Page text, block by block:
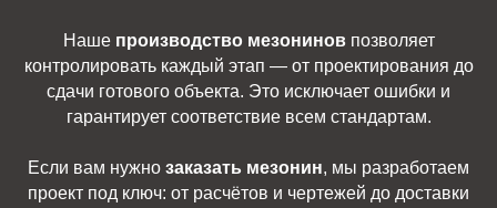
Наше производство мезониновпозволяет
контролировать каждый этап — от проектирования до
сдачи готового объекта. Это исключает ошибки и
гарантирует соответствие всем стандартам.
Если вам нужно заказать мезонин, мы разработаем
проект под ключ: от расчётов и чертежей до доставки